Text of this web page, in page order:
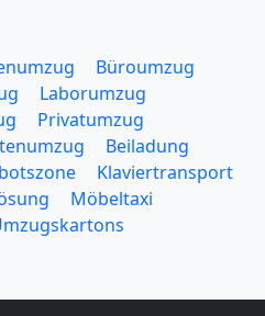
Büroumzug
Laborumzug
Privatumzug
Beiladung
Klaviertransport
Möbeltaxi